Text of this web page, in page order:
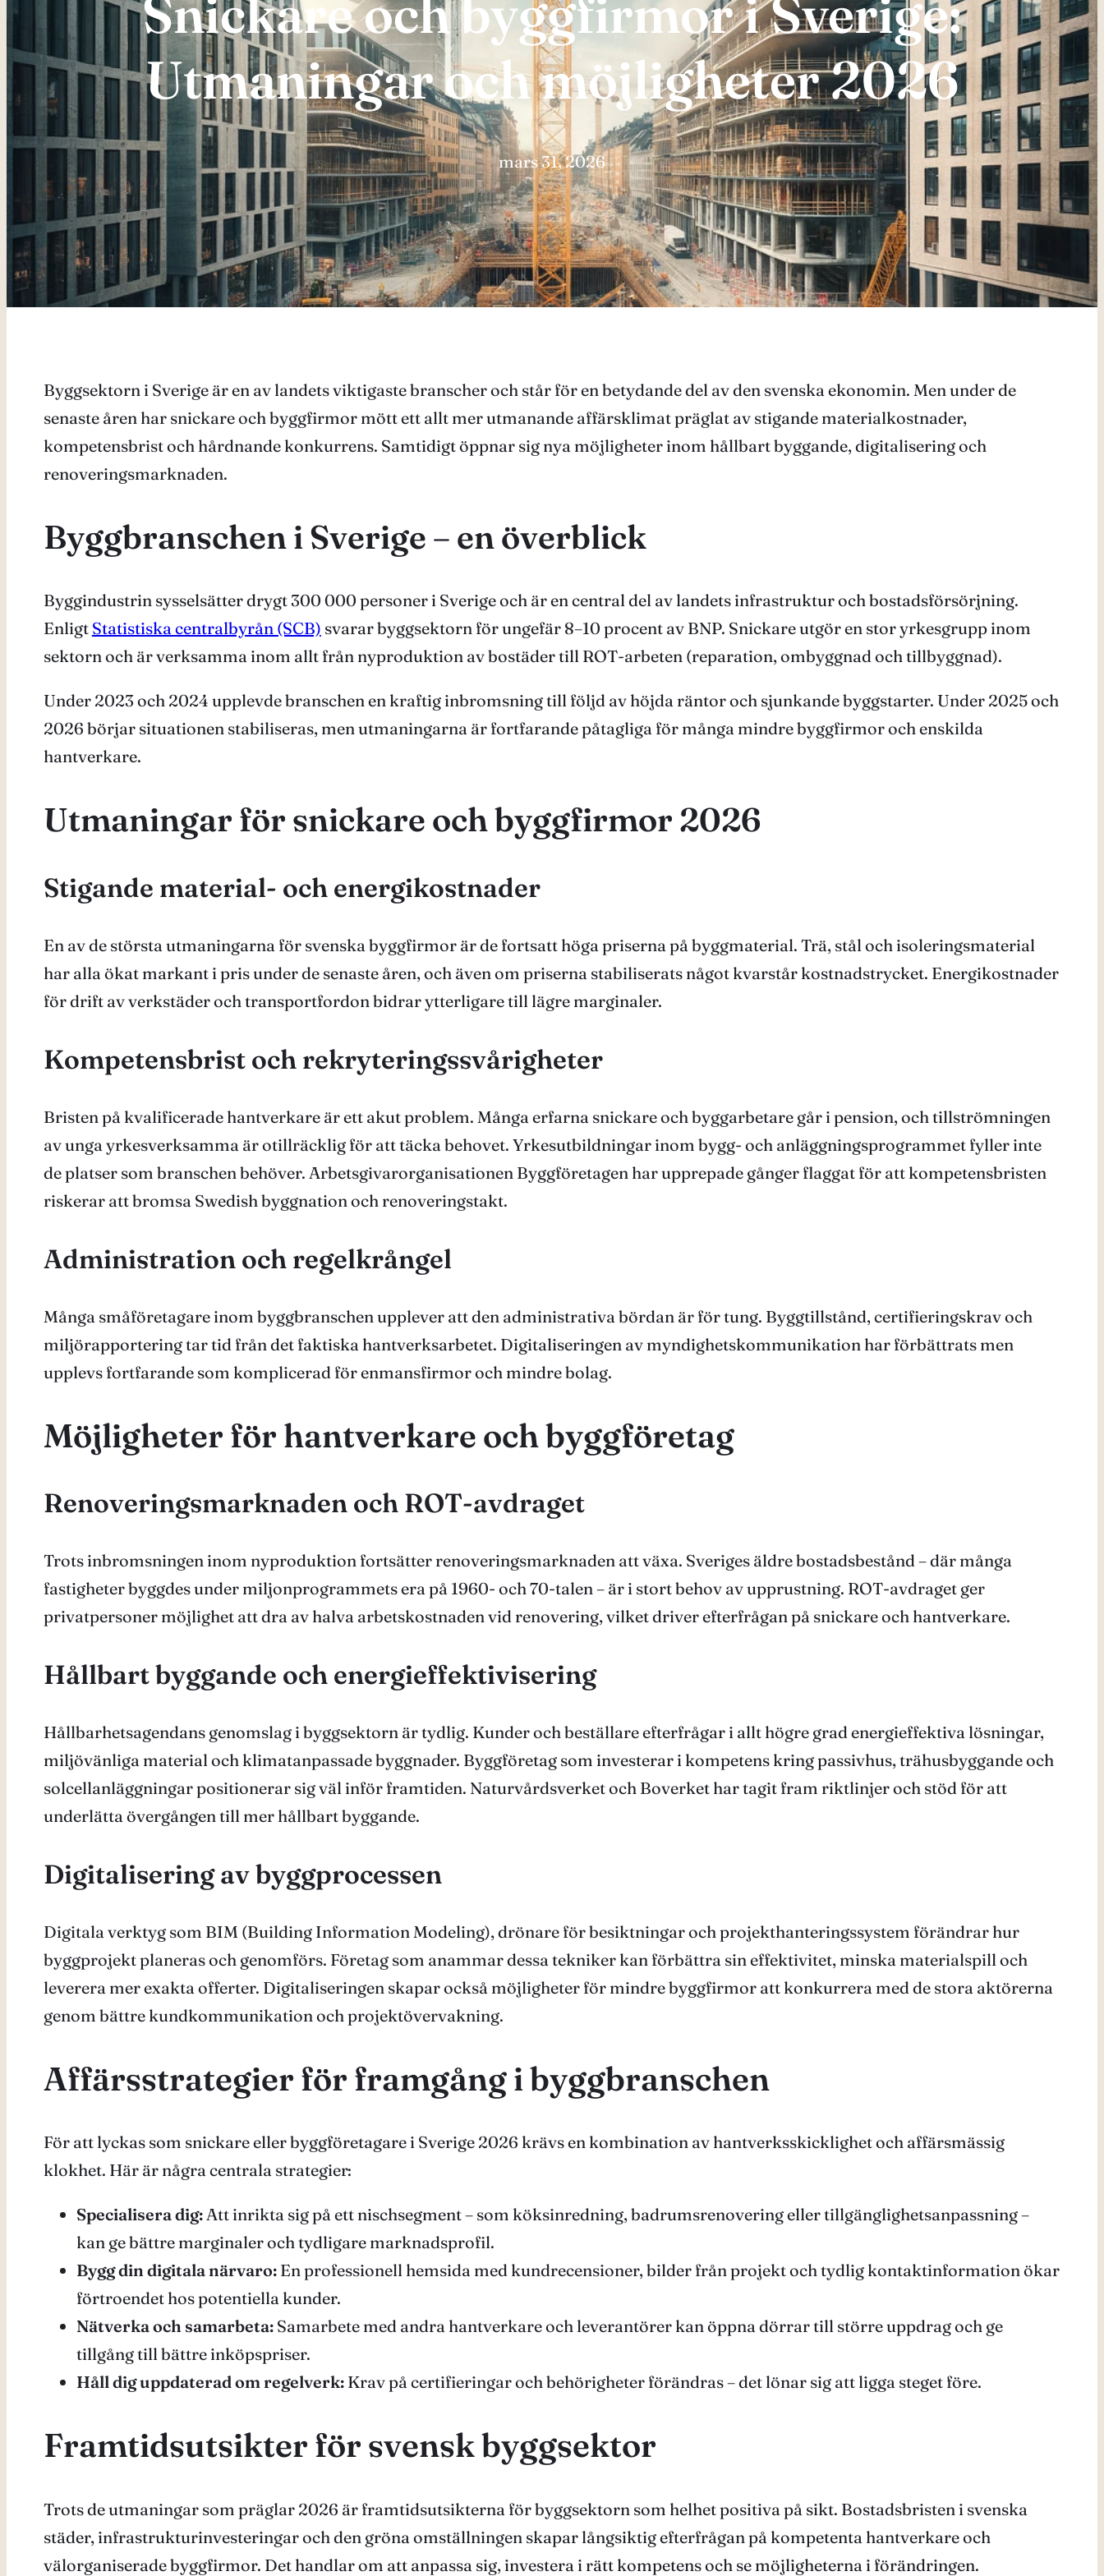
Snickare och byggfirmor i Sverige:
Utmaningar och möjligheter 2026
mars 31, 2026
Byggsektorn i Sverige är en av landets viktigaste branscher och står för en betydande del av den svenska ekonomin. Men under de
senaste åren har snickare och byggfirmor mött ett allt mer utmanande affärsklimat präglat av stigande materialkostnader,
kompetensbrist och hårdnande konkurrens. Samtidigt öppnar sig nya möjligheter inom hållbart byggande, digitalisering och
renoveringsmarknaden.
Byggbranschen i Sverige – en överblick
Byggindustrin sysselsätter drygt 300 000 personer i Sverige och är en central del av landets infrastruktur och bostadsförsörjning.
Enligt Statistiska centralbyrån (SCB) svarar byggsektorn för ungefär 8–10 procent av BNP. Snickare utgör en stor yrkesgrupp inom
sektorn och är verksamma inom allt från nyproduktion av bostäder till ROT-arbeten (reparation, ombyggnad och tillbyggnad).
Under 2023 och 2024 upplevde branschen en kraftig inbromsning till följd av höjda räntor och sjunkande byggstarter. Under 2025 och
2026 börjar situationen stabiliseras, men utmaningarna är fortfarande påtagliga för många mindre byggfirmor och enskilda
hantverkare.
Utmaningar för snickare och byggfirmor 2026
Stigande material- och energikostnader
En av de största utmaningarna för svenska byggfirmor är de fortsatt höga priserna på byggmaterial. Trä, stål och isoleringsmaterial
har alla ökat markant i pris under de senaste åren, och även om priserna stabiliserats något kvarstår kostnadstrycket. Energikostnader
för drift av verkstäder och transportfordon bidrar ytterligare till lägre marginaler.
Kompetensbrist och rekryteringssvårigheter
Bristen på kvalificerade hantverkare är ett akut problem. Många erfarna snickare och byggarbetare går i pension, och tillströmningen
av unga yrkesverksamma är otillräcklig för att täcka behovet. Yrkesutbildningar inom bygg- och anläggningsprogrammet fyller inte
de platser som branschen behöver. Arbetsgivarorganisationen Byggföretagen har upprepade gånger flaggat för att kompetensbristen
riskerar att bromsa Swedish byggnation och renoveringstakt.
Administration och regelkrångel
Många småföretagare inom byggbranschen upplever att den administrativa bördan är för tung. Byggtillstånd, certifieringskrav och
miljörapportering tar tid från det faktiska hantverksarbetet. Digitaliseringen av myndighetskommunikation har förbättrats men
upplevs fortfarande som komplicerad för enmansfirmor och mindre bolag.
Möjligheter för hantverkare och byggföretag
Renoveringsmarknaden och ROT-avdraget
Trots inbromsningen inom nyproduktion fortsätter renoveringsmarknaden att växa. Sveriges äldre bostadsbestånd – där många
fastigheter byggdes under miljonprogrammets era på 1960- och 70-talen – är i stort behov av upprustning. ROT-avdraget ger
privatpersoner möjlighet att dra av halva arbetskostnaden vid renovering, vilket driver efterfrågan på snickare och hantverkare.
Hållbart byggande och energieffektivisering
Hållbarhetsagendans genomslag i byggsektorn är tydlig. Kunder och beställare efterfrågar i allt högre grad energieffektiva lösningar,
miljövänliga material och klimatanpassade byggnader. Byggföretag som investerar i kompetens kring passivhus, trähusbyggande och
solcellanläggningar positionerar sig väl inför framtiden. Naturvårdsverket och Boverket har tagit fram riktlinjer och stöd för att
underlätta övergången till mer hållbart byggande.
Digitalisering av byggprocessen
Digitala verktyg som BIM (Building Information Modeling), drönare för besiktningar och projekthanteringssystem förändrar hur
byggprojekt planeras och genomförs. Företag som anammar dessa tekniker kan förbättra sin effektivitet, minska materialspill och
leverera mer exakta offerter. Digitaliseringen skapar också möjligheter för mindre byggfirmor att konkurrera med de stora aktörerna
genom bättre kundkommunikation och projektövervakning.
Affärsstrategier för framgång i byggbranschen
För att lyckas som snickare eller byggföretagare i Sverige 2026 krävs en kombination av hantverksskicklighet och affärsmässig
klokhet. Här är några centrala strategier:
Specialisera dig:Att inrikta sig på ett nischsegment – som köksinredning, badrumsrenovering eller tillgänglighetsanpassning –
kan ge bättre marginaler och tydligare marknadsprofil.
Bygg din digitala närvaro:En professionell hemsida med kundrecensioner, bilder från projekt och tydlig kontaktinformation ökar
förtroendet hos potentiella kunder.
Nätverka och samarbeta:Samarbete med andra hantverkare och leverantörer kan öppna dörrar till större uppdrag och ge
tillgång till bättre inköpspriser.
Håll dig uppdaterad om regelverk:Krav på certifieringar och behörigheter förändras – det lönar sig att ligga steget före.
Framtidsutsikter för svensk byggsektor
Trots de utmaningar som präglar 2026 är framtidsutsikterna för byggsektorn som helhet positiva på sikt. Bostadsbristen i svenska
städer, infrastrukturinvesteringar och den gröna omställningen skapar långsiktig efterfrågan på kompetenta hantverkare och
välorganiserade byggfirmor. Det handlar om att anpassa sig, investera i rätt kompetens och se möjligheterna i förändringen.